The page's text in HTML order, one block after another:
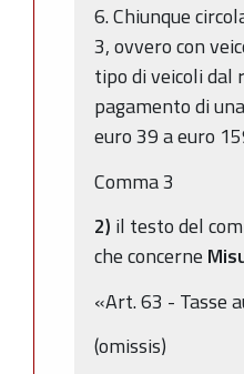
6. Chiunque
3, ovvero con
tipo di veicoli dal
pagamento di
euro 39 a euro
Comma 3
2) il testo del
che concerne
«Art. 63 - Tasse
(omissis)